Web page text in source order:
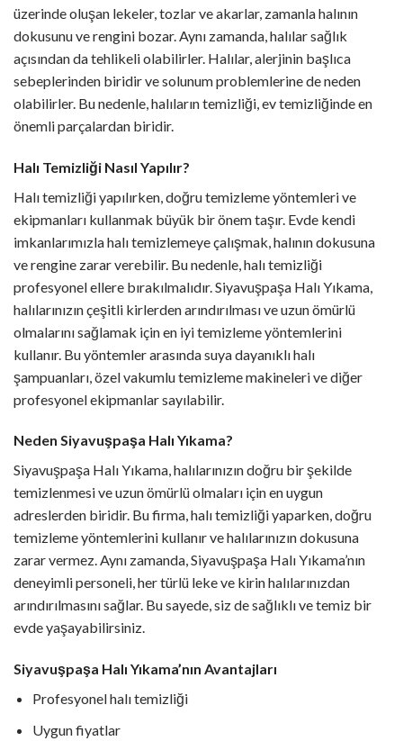
üzerinde oluşan lekeler, tozlar ve akarlar, zamanla halının
dokusunu ve rengini bozar. Aynı zamanda, halılar sağlık
açısından da tehlikeli olabilirler. Halılar, alerjinin başlıca
sebeplerinden biridir ve solunum problemlerine de neden
olabilirler. Bu nedenle, halıların temizliği, ev temizliğinde en
önemli parçalardan biridir.
Halı Temizliği Nasıl Yapılır?
Halı temizliği yapılırken, doğru temizleme yöntemleri ve
ekipmanları kullanmak büyük bir önem taşır. Evde kendi
imkanlarımızla halı temizlemeye çalışmak, halının dokusuna
ve rengine zarar verebilir. Bu nedenle, halı temizliği
profesyonel ellere bırakılmalıdır. Siyavuşpaşa Halı Yıkama,
halılarınızın çeşitli kirlerden arındırılması ve uzun ömürlü
olmalarını sağlamak için en iyi temizleme yöntemlerini
kullanır. Bu yöntemler arasında suya dayanıklı halı
şampuanları, özel vakumlu temizleme makineleri ve diğer
profesyonel ekipmanlar sayılabilir.
Neden Siyavuşpaşa Halı Yıkama?
Siyavuşpaşa Halı Yıkama, halılarınızın doğru bir şekilde
temizlenmesi ve uzun ömürlü olmaları için en uygun
adreslerden biridir. Bu firma, halı temizliği yaparken, doğru
temizleme yöntemlerini kullanır ve halılarınızın dokusuna
zarar vermez. Aynı zamanda, Siyavuşpaşa Halı Yıkama’nın
deneyimli personeli, her türlü leke ve kirin halılarınızdan
arındırılmasını sağlar. Bu sayede, siz de sağlıklı ve temiz bir
evde yaşayabilirsiniz.
Siyavuşpaşa Halı Yıkama’nın Avantajları
Profesyonel halı temizliği
Uygun fiyatlar